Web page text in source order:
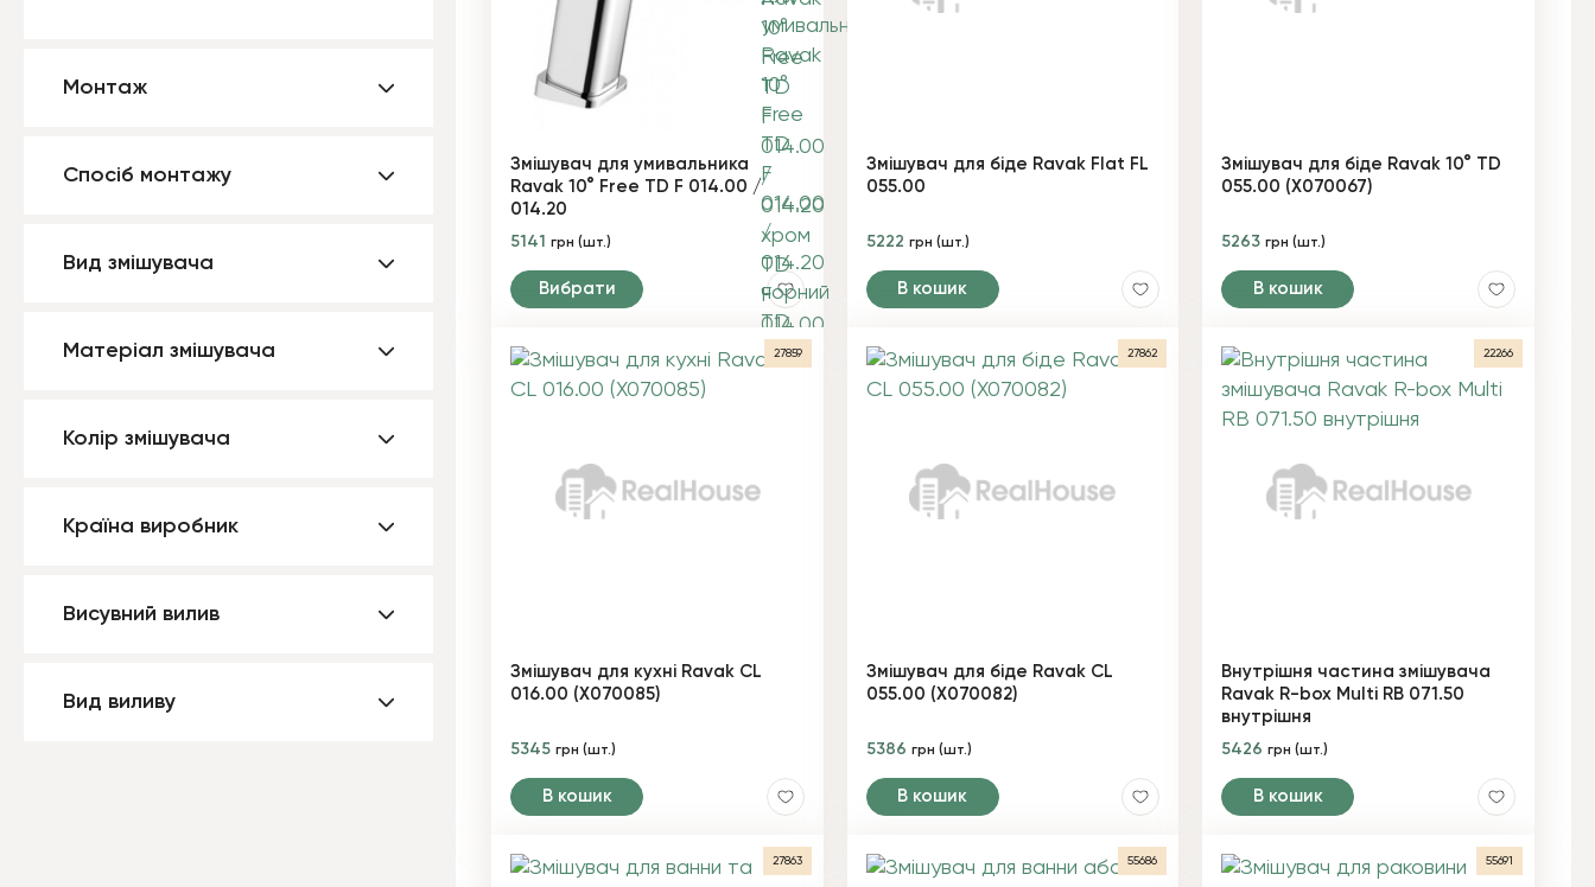
Монтаж
Спосіб монтажу
Вид змішувача
Матеріал змішувача
Колір змішувача
Країна виробник
Висувний вилив
Вид виливу
Змішувач для умивальника
Ravak 10° Free TD F 014.00 /
014.20
5141 грн (шт.)
Вибрати
Змішувач для біде Ravak Flat FL
055.00
5222 грн (шт.)
В кошик
Змішувач для біде Ravak 10° TD
055.00 (X070067)
5263грн (шт.)
В кошик
27859
Змішувач для кухні Ravak CL
016.00 (X070085)
5345 грн (шт.)
В кошик
27862
Змішувач для біде Ravak CL
055.00 (X070082)
5386 грн (шт.)
В кошик
22266
Внутрішня частина змішувача
Ravak R-box Multi RB 071.50
внутрішня
5426грн (шт.)
В кошик
27863 55686 55691